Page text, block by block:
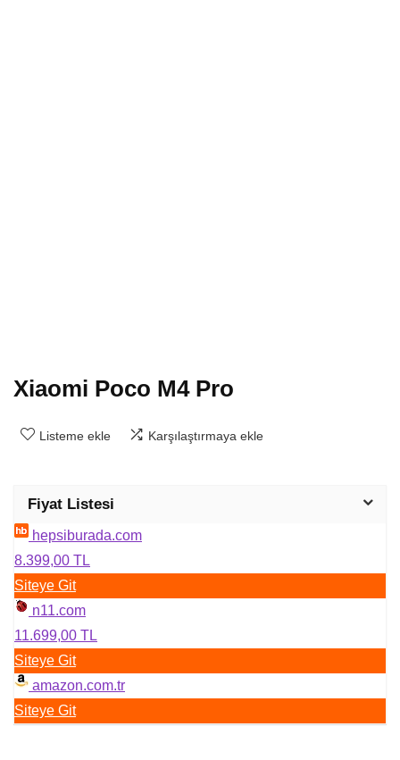
Xiaomi Poco M4 Pro
Listeme ekle Karşılaştırmaya ekle
Fiyat Listesi
hepsiburada.com
8.399,00 TL
Siteye Git
n11.com
11.699,00 TL
Siteye Git
amazon.com.tr
Siteye Git